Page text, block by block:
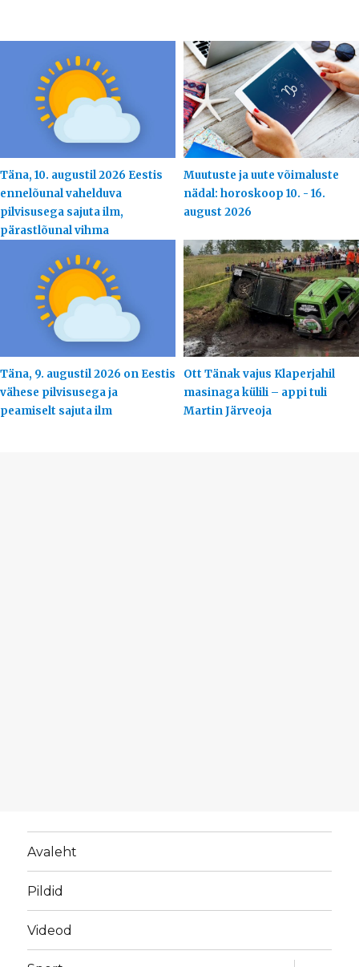
Täna, 10. augustil 2026 Eestis
ennelõunal vahelduva
pilvisusega sajuta ilm,
pärastlõunal vihma
Muutuste ja uute võimaluste
nädal: horoskoop 10. - 16.
august 2026
Täna, 9. augustil 2026 on Eestis
vähese pilvisusega ja
peamiselt sajuta ilm
Ott Tänak vajus Klaperjahil
masinaga külili – appi tuli
Martin Järveoja
Avaleht
Pildid
Videod